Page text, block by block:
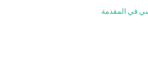
في المقدمة